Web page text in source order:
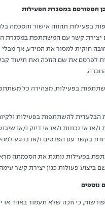
חוקית למסור את המידע, אך
לפרסם את שם הזוכה ואת תיעוד
בפעילות, מצהירה כל
הבלעדית להשתתפות בפעילות
ו/או אי נכונות ו/או אי דיוק ו/או
בקשר עם הפרטים ו/או בנוגע
בפעילות נותנת את הסכמתה
ביצוע פעולות כגון יצירת קשר
כי זוכה שלא תעמוד באחד או